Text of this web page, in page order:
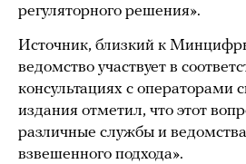
регуляторного решения».
Источник, близкий к
ведомство участвует в
консультациях с операторами
издания отметил, что этот
различные службы и
взвешенного подхода».